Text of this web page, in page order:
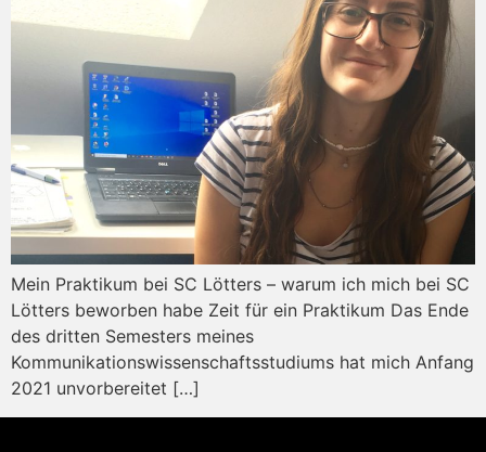
Mein Praktikum bei SC Lötters – warum ich mich bei SC
Lötters beworben habe Zeit für ein Praktikum Das Ende
des dritten Semesters meines
Kommunikationswissenschaftsstudiums hat mich Anfang
2021 unvorbereitet […]